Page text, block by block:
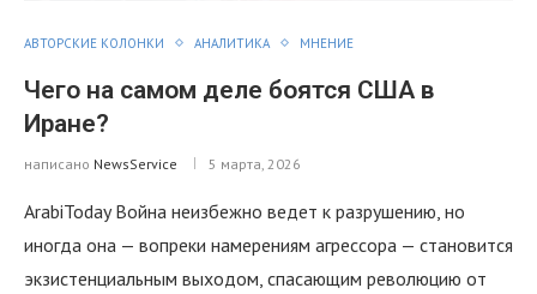
АВТОРСКИЕ КОЛОНКИ АНАЛИТИКА МНЕНИЕ
Чего на самом деле боятся США в
Иране?
написано NewsService 5 марта, 2026
ArabiToday Война неизбежно ведет к разрушению, но
иногда она — вопреки намерениям агрессора — становится
экзистенциальным выходом, спасающим революцию от